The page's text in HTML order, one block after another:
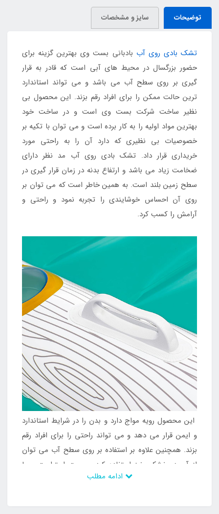
توضیحات سایز و مشخصات
تشک بادی روی آب بادبانی بست وی بهترین گزینه برای
حضور بزرگسال در محیط های آبی است که قادر به قرار
گیری بر روی سطح آب می باشد و می تواند استاندارد
ترین حالت ممکن را برای افراد رقم بزند. این محصول بی
نظیر ساخت شرکت بست وی است و در ساخت خود
بهترین مواد اولیه را به کار برده است و می توان با تکیه بر
خصوصیات بی نظیری که دارد آن را به راحتی مورد
خریداری قرار داد. تشک بادی روی آب مد نظر دارای
ضخامت زیاد می باشد و ارتفاع بدنه در زمان قرار گیری در
سطح زمین بلند است. به همین خاطر است که می توان بر
روی آن احساس خوشایندی را تجربه نمود و راحتی و
آرامش را کسب کرد.
این محصول رویه مواج دارد و بدن را در شرایط استاندارد
و ایمن قرار می دهد و می تواند راحتی را برای افراد رقم
بزند. همچنین علاوه بر استفاده بر روی سطح آب می توان
از آن در خشکی نیز استفاده کرد و جهت استراحت و یا
گرفتن حمام آفتاب از آن بهره برداری نمود. از این رو گزینه